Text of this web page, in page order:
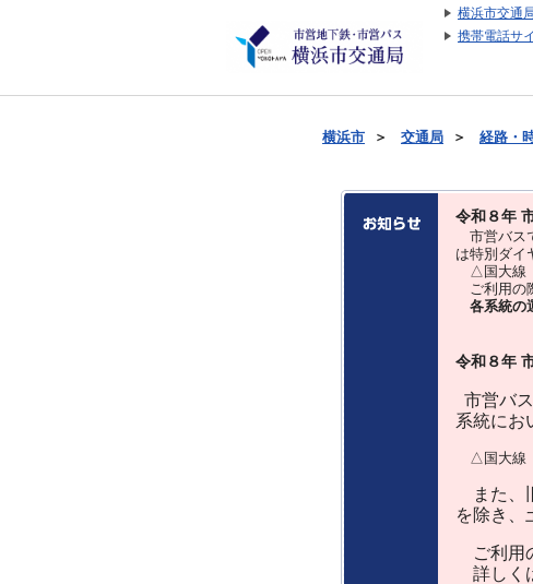
横浜市交通
携帯電話サ
横浜市 ＞ 交通局 ＞ 経路・
令和８年
市営バス
は特別ダイ
△国大線【
ご利用の
各系統の
令和８年
市営バ
系統にお
△国大線【
また、
を除き、
ご利用
詳しく